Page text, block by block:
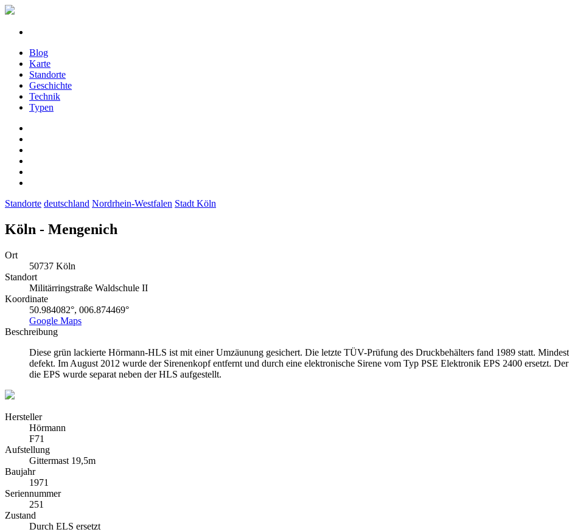
Blog
Karte
Standorte
Geschichte
Technik
Typen
Standorte deutschland Nordrhein-Westfalen Stadt Köln
Köln - Mengenich
Ort
50737 Köln
Standort
Militärringstraße Waldschule II
Koordinate
50.984082°, 006.874469°
Google Maps
Beschreibung
Diese grün lackierte Hörmann-HLS ist mit einer Umzäunung gesichert. Die letzte TÜV-Prüfung des Druckbehälters fand 1989 statt.
defekt. Im August 2012 wurde der Sirenenkopf entfernt und durch eine elektronische Sirene vom Typ PSE Elektronik EPS 2400 ersetzt.
die EPS wurde separat neben der HLS aufgestellt.
Hersteller
Hörmann
F71
Aufstellung
Gittermast 19,5m
Baujahr
1971
Seriennummer
251
Zustand
Durch ELS ersetzt